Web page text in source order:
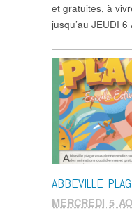
et gratuites, à
jusqu’au JEUDI
ABBEVILLE
MERCREDI 5